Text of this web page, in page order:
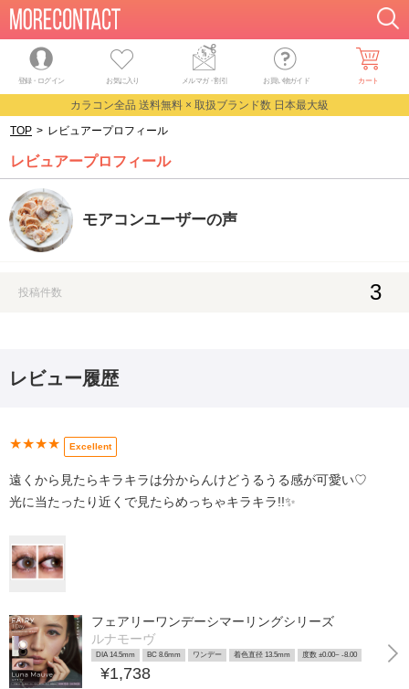
登録・ログイン お気に入り メルマガ・割引 お買い物ガイド カート
カラコン全品 送料無料 × 取扱ブランド数 日本最大級
TOP > レビュアープロフィール
レビュアープロフィール
モアコンユーザーの声
投稿件数 3
レビュー履歴
★★★★ Excellent
遠くから見たらキラキラは分からんけどうるうる感が可愛い♡
光に当たったり近くで見たらめっちゃキラキラ!!✨
フェアリーワンデーシマーリングシリーズ
ルナモーヴ
DIA 14.5mm BC 8.6mm ワンデー 着色直径 13.5mm 度数 ±0.00~ -8.00
¥1,738